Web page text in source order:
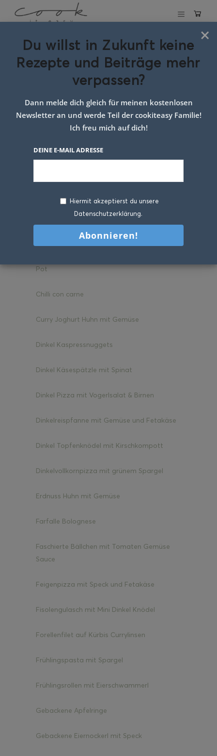
Eis am Stil
Hauptspeisen
Bierburger mit Süßkartoffel Rösti
Brokkoli Pasta mit Erbsen & Frischkäse
Brotsalat Caprese
Cassoulet mit Huhn
Pot
Chilli con carne
Curry Joghurt Huhn mit Gemüse
Dinkel Kaspressnuggets
Dinkel Käsespätzle mit Spinat
Dinkel Pizza mit Vogerlsalat & Birnen
Dinkelreispfanne mit Gemüse und Fetakäse
Dinkel Topfenknödel mit Kirschkompott
Dinkelvollkornpizza mit grünem Spargel
Erdnuss Huhn mit Gemüse
Farfalle Bolognese
Faschierte Bällchen mit Tomaten Gemüse
Sauce
Feigenpizza mit Speck und Fetakäse
Fisolengulasch mit Mini Dinkel Knödel
Forellenfilet auf Kürbis Currylinsen
Frühlingspasta mit Spargel
Frühlingsrollen mit Eierschwammerl
Gebackene Apfelringe
Gebackene Eiernockerl mit Speck
×
Du willst in Zukunft keine
Rezepte und Beiträge mehr
verpassen?
Dann melde dich gleich für meinen kostenlosen
Newsletter an und werde Teil der cookiteasy Familie!
Ich freu mich auf dich!
DEINE E-MAIL ADRESSE
Hiermit akzeptierst du unsere
Datenschutzerklärung.